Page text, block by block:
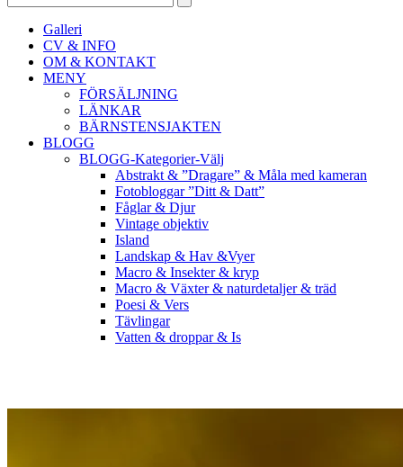
Galleri
CV & INFO
OM & KONTAKT
MENY
FÖRSÄLJNING
LÄNKAR
BÄRNSTENSJAKTEN
BLOGG
BLOGG-Kategorier-Välj
Abstrakt & ”Dragare” & Måla med kameran
Fotobloggar ”Ditt & Datt”
Fåglar & Djur
Vintage objektiv
Island
Landskap & Hav &Vyer
Macro & Insekter & kryp
Macro & Växter & naturdetaljer & träd
Poesi & Vers
Tävlingar
Vatten & droppar & Is